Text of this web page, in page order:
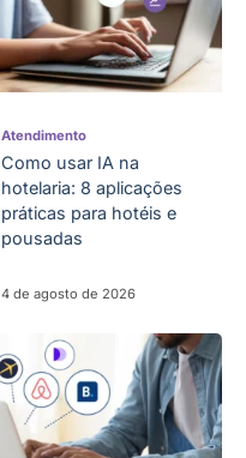
Atendimento
Como usar IA na
hotelaria: 8 aplicações
práticas para hotéis e
pousadas
4 de agosto de 2026